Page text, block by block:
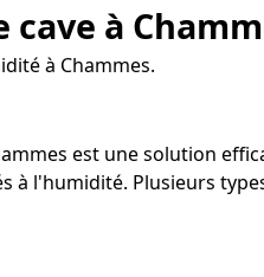
à
à Chammes.
est une solution
l'humidité. Plusieurs